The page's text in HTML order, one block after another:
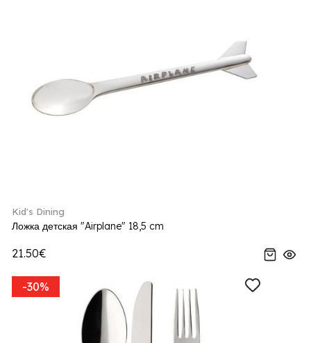
Kid's Dining
Ложка детская "Airplane" 18,5 cm
21.50€
-30%